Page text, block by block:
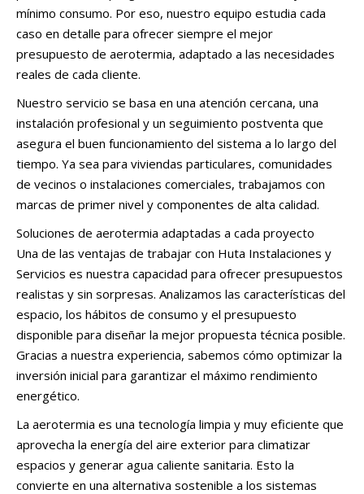
mínimo consumo. Por eso, nuestro equipo estudia cada
caso en detalle para ofrecer siempre el mejor
presupuesto de aerotermia, adaptado a las necesidades
reales de cada cliente.
Nuestro servicio se basa en una atención cercana, una
instalación profesional y un seguimiento postventa que
asegura el buen funcionamiento del sistema a lo largo del
tiempo. Ya sea para viviendas particulares, comunidades
de vecinos o instalaciones comerciales, trabajamos con
marcas de primer nivel y componentes de alta calidad.
Soluciones de aerotermia adaptadas a cada proyecto
Una de las ventajas de trabajar con Huta Instalaciones y
Servicios es nuestra capacidad para ofrecer presupuestos
realistas y sin sorpresas. Analizamos las características del
espacio, los hábitos de consumo y el presupuesto
disponible para diseñar la mejor propuesta técnica posible.
Gracias a nuestra experiencia, sabemos cómo optimizar la
inversión inicial para garantizar el máximo rendimiento
energético.
La aerotermia es una tecnología limpia y muy eficiente que
aprovecha la energía del aire exterior para climatizar
espacios y generar agua caliente sanitaria. Esto la
convierte en una alternativa sostenible a los sistemas